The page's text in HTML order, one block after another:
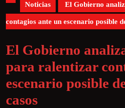
Noticias El Gobierno
contagios ante un escenario posible
El Gobierno
para ralentizar
escenario posible
casos